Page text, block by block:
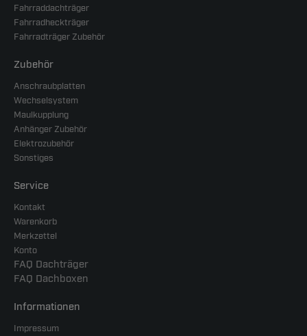
Fahrraddachträger
Fahrradheckträger
Fahrradträger Zubehör
Zubehör
Anschraubplatten
Wechselsystem
Maulkupplung
Anhänger Zubehör
Elektrozubehör
Sonstiges
Service
Kontakt
Warenkorb
Merkzettel
Konto
FAQ Dachträger
FAQ Dachboxen
Informationen
Impressum